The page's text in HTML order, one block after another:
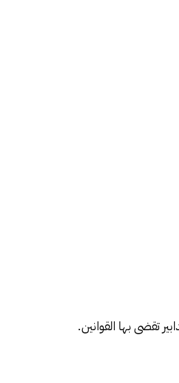
تقضى بها القوانين.